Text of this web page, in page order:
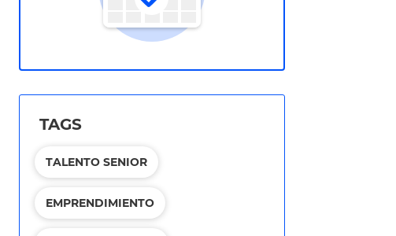
TAGS
TALENTO SENIOR
EMPRENDIMIENTO